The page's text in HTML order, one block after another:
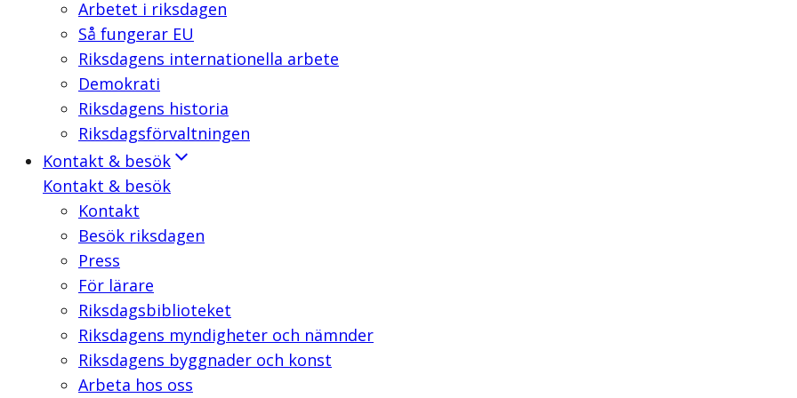
Arbetet i riksdagen
Så fungerar EU
Riksdagens internationella arbete
Demokrati
Riksdagens historia
Riksdagsförvaltningen
Kontakt & besök
Kontakt & besök
Kontakt
Besök riksdagen
Press
För lärare
Riksdagsbiblioteket
Riksdagens myndigheter och nämnder
Riksdagens byggnader och konst
Arbeta hos oss